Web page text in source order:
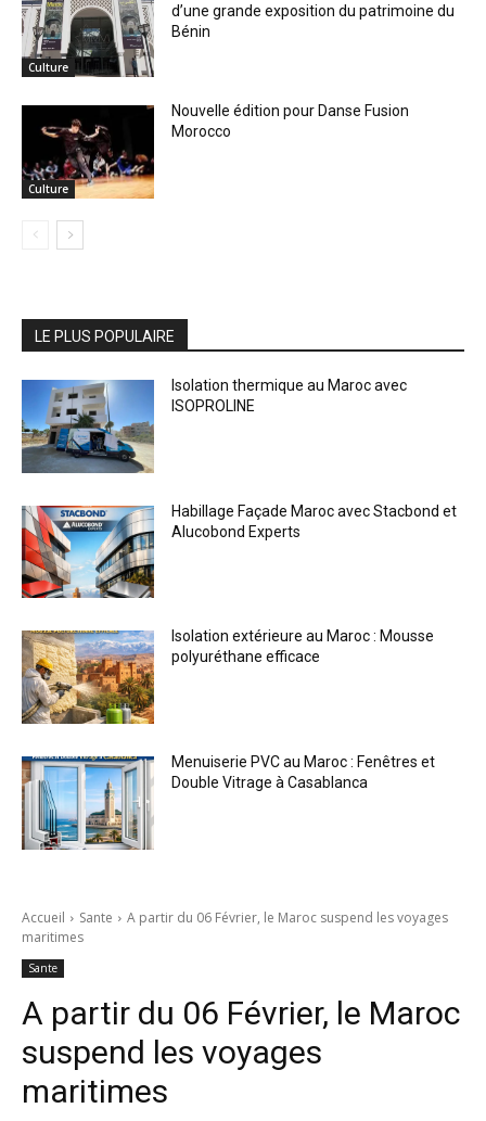
Culture
d’une grande exposition du patrimoine du
Bénin
Culture
Nouvelle édition pour Danse Fusion
Morocco
LE PLUS POPULAIRE
Isolation thermique au Maroc avec
ISOPROLINE
Habillage Façade Maroc avec Stacbond et
Alucobond Experts
Isolation extérieure au Maroc : Mousse
polyuréthane efficace
Menuiserie PVC au Maroc : Fenêtres et
Double Vitrage à Casablanca